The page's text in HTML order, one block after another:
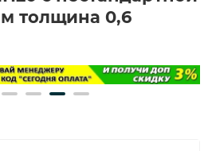
толщина 0,6